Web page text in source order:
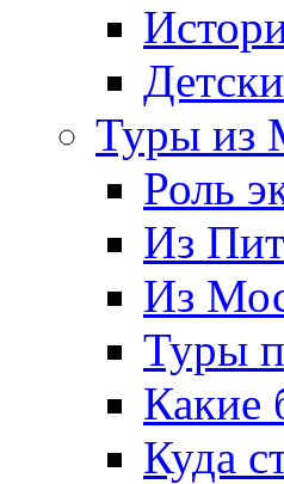
Туры из
Роль
Из
Из
Туры
Какие
Куда